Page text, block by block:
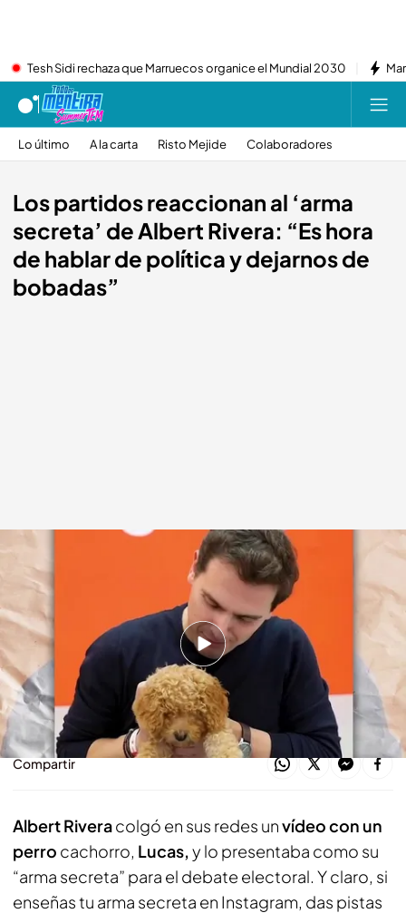
Tesh Sidi rechaza que Marruecos organice el Mundial 2030
Lo último A la carta Risto Mejide Colaboradores
Los partidos reaccionan al ‘arma
secreta’ de Albert Rivera: “Es hora
de hablar de política y dejarnos de
bobadas”
cuatro.com
Algunos se lo tomaban a guasa, pero a otros
como Íñigo Errejón no les ha hecho ninguna
gracia
Compartir
Albert Riveracolgó en sus redes unvídeo con un
perro cachorro, Lucas,y lo presentaba como su
“arma secreta” para el debate electoral. Y claro, si
enseñas tu arma secreta en Instagram, das pistas